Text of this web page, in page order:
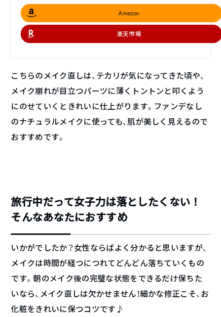
Amazon
楽天市場
こちらのメイク直しは、テカリが気になってきた頃や、
メイク崩れが目立つパーツに薄くトントンと叩くよう
にのせていくときれいに仕上がります。ファンデなし
のナチュラルメイクに使っても、肌が美しく見えるので
おすすめです。
旅行中だって女子力は落としたくない！
そんなあなたにおすすめ
いかがでしたか？女性ならばよく分かると思いますが、
メイクは時間が経つにつれてどんどん落ちていくもの
です。朝のメイク後の完璧な状態をできるだけ保ちた
いなら、メイク直しは欠かせません！細かな修正こそ、お
化粧をきれいに保つコツです♪